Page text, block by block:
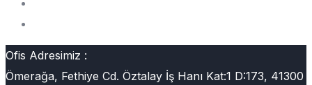
Ofis Adresimiz :
Ömerağa, Fethiye Cd. Öztalay İş Hanı Kat:1 D:173, 41300